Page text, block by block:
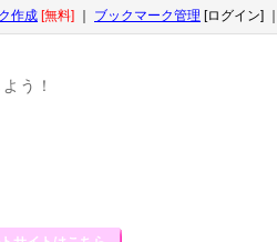
作成 [無料] ブックマーク管理 [ログイン] ｜
う！